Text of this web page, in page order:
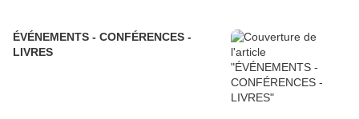
ÉVÉNEMENTS - CONFÉRENCES -
LIVRES